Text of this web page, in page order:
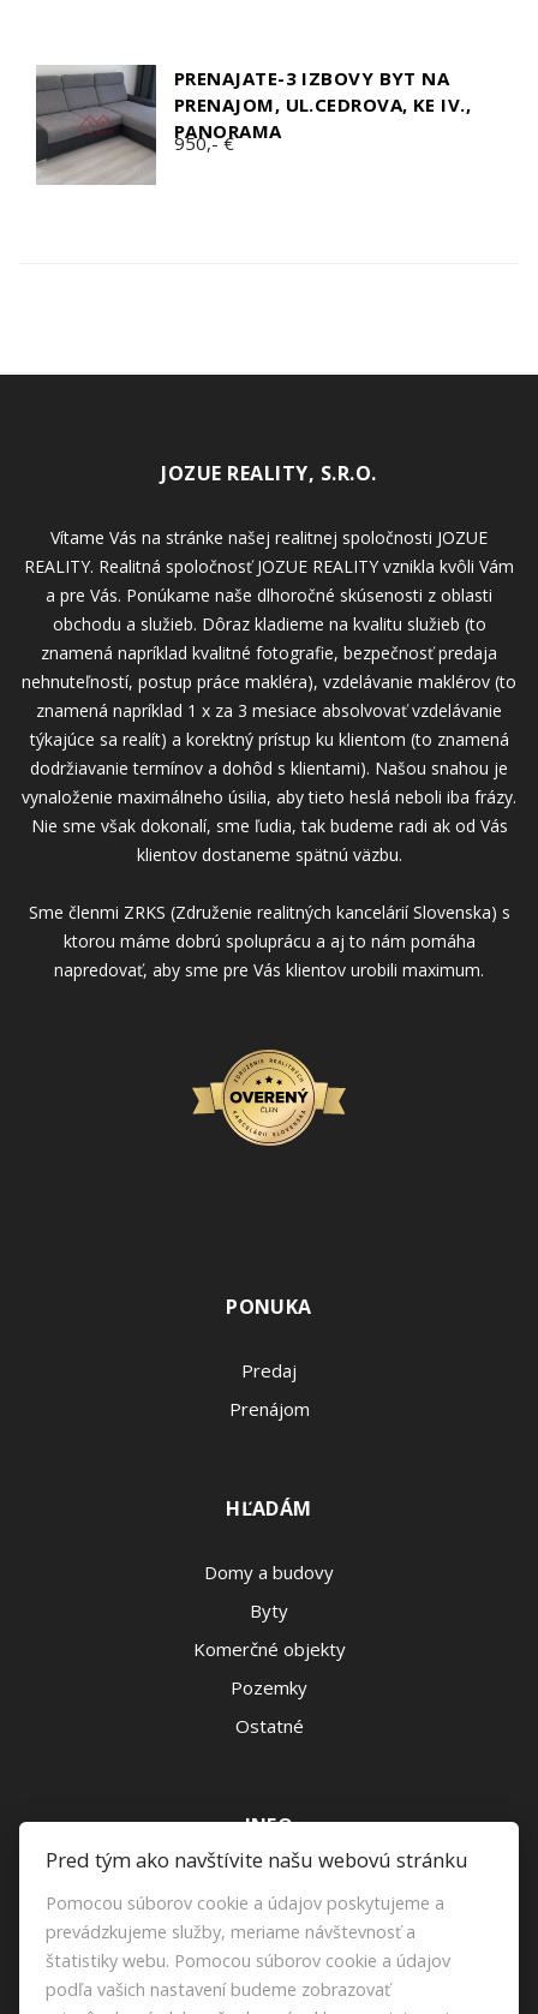
PRENAJATE-3 IZBOVY BYT NA
PRENAJOM, UL.CEDROVA, KE IV.,
PANORAMA
950,- €
JOZUE REALITY, S.R.O.
Vítame Vás na stránke našej realitnej spoločnosti JOZUE
REALITY. Realitná spoločnosť JOZUE REALITY vznikla kvôli Vám
a pre Vás. Ponúkame naše dlhoročné skúsenosti z oblasti
obchodu a služieb. Dôraz kladieme na kvalitu služieb (to
znamená napríklad kvalitné fotografie, bezpečnosť predaja
nehnuteľností, postup práce makléra), vzdelávanie maklérov (to
znamená napríklad 1 x za 3 mesiace absolvovať vzdelávanie
týkajúce sa realít) a korektný prístup ku klientom (to znamená
dodržiavanie termínov a dohôd s klientami). Našou snahou je
vynaloženie maximálneho úsilia, aby tieto heslá neboli iba frázy.
Nie sme však dokonalí, sme ľudia, tak budeme radi ak od Vás
klientov dostaneme spätnú väzbu.
Sme členmi ZRKS (Združenie realitných kancelárií Slovenska) s
ktorou máme dobrú spoluprácu a aj to nám pomáha
napredovať, aby sme pre Vás klientov urobili maximum.
PONUKA
Predaj
Prenájom
HĽADÁM
Domy a budovy
Byty
Komerčné objekty
Pozemky
Ostatné
INFO
Napíšte nám
Kontakt
Pred tým ako navštívite našu webovú stránku
Pomocou súborov cookie a údajov poskytujeme a
prevádzkujeme služby, meriame návštevnosť a
štatistiky webu. Pomocou súborov cookie a údajov
podľa vašich nastavení budeme zobrazovať